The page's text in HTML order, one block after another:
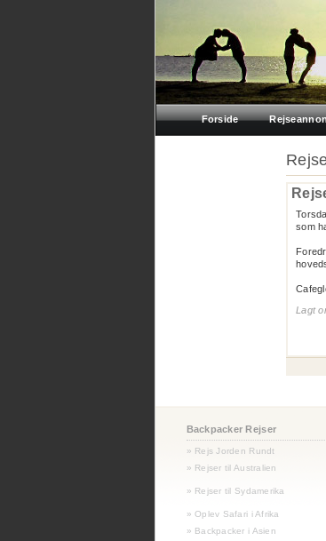
Forside
som
Lagt
Backpacker Rejser
» Rejs Jorden Rundt
» Rejser til Australien
» Rejser til Sydamerika
» Oplev Safari i Afrika
» Backpacker i Asien